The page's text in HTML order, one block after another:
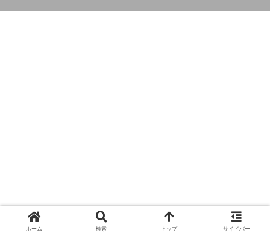
ホーム 検索 トップ サイドバー